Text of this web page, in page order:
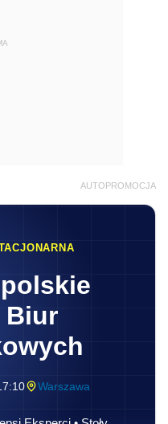
AUTOPROMOCJA
Biur
Warszawa